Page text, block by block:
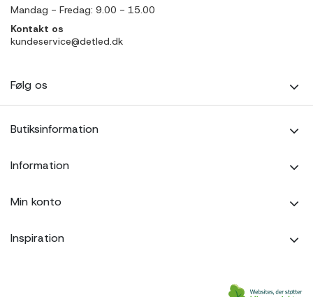
Mandag - Fredag: 9.00 - 15.00
Kontakt os
kundeservice@detled.dk
Følg os
Butiksinformation
Information
Min konto
Inspiration